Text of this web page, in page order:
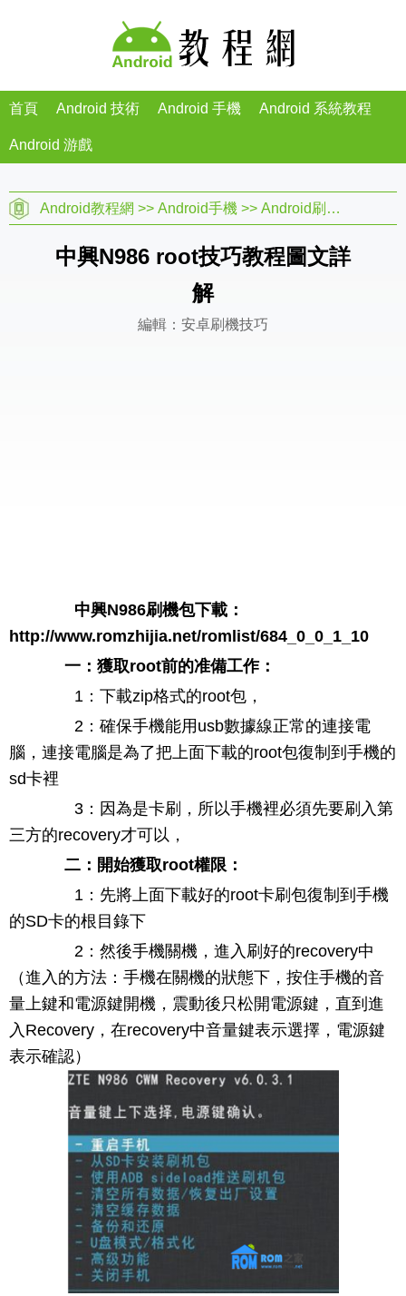
首頁 Android 技術 Android 手機 Android 系統教程
Android 游戲
Android教程網 >> Android手機 >> Android刷機教程
中興N986 root技巧教程圖文詳
解
編輯：安卓刷機技巧
中興N986刷機包下載：
http://www.romzhijia.net/romlist/684_0_0_1_10
一：獲取root前的准備工作：
1：下載zip格式的root包，
2：確保手機能用usb數據線正常的連接電
腦，連接電腦是為了把上面下載的root包復制到手機的
sd卡裡
3：因為是卡刷，所以手機裡必須先要刷入第
三方的recovery才可以，
二：開始獲取root權限：
1：先將上面下載好的root卡刷包復制到手機
的SD卡的根目錄下
2：然後手機關機，進入刷好的recovery中
（進入的方法：手機在關機的狀態下，按住手機的音
量上鍵和電源鍵開機，震動後只松開電源鍵，直到進
入Recovery，在recovery中音量鍵表示選擇，電源鍵
表示確認）